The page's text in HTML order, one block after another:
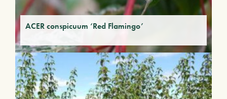
ACER conspicuum ‘Red Flamingo’